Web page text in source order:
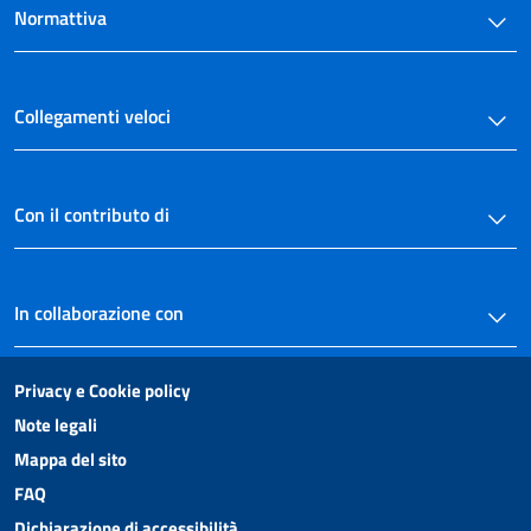
34
35
38
40
41
42
Vigilanza sull'attuazione delle disposizioni e sanzioni
Normattiva
Collegamenti veloci
Con il contributo di
In collaborazione con
Privacy e Cookie policy
Note legali
Mappa del sito
FAQ